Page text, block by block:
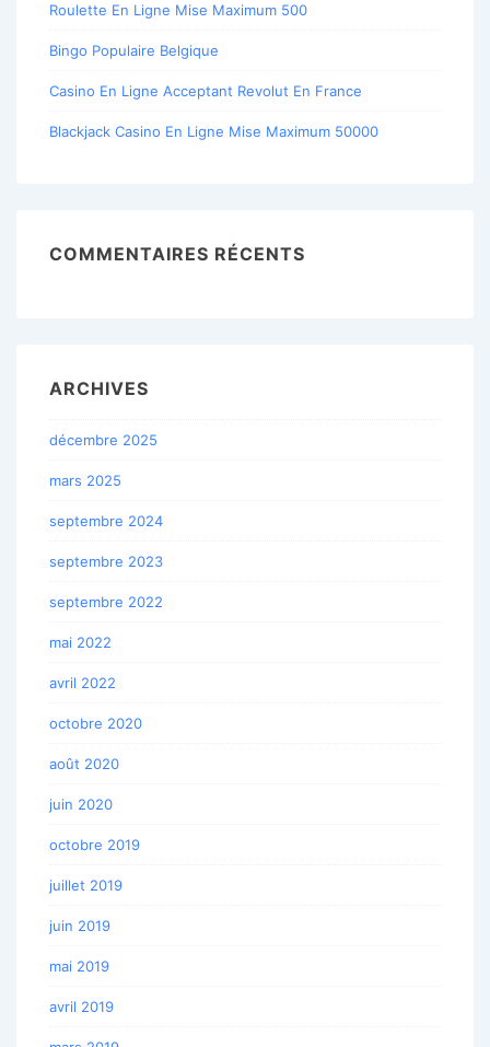
Roulette En Ligne Mise Maximum 500
Bingo Populaire Belgique
Casino En Ligne Acceptant Revolut En France
Blackjack Casino En Ligne Mise Maximum 50000
COMMENTAIRES RÉCENTS
ARCHIVES
décembre 2025
mars 2025
septembre 2024
septembre 2023
septembre 2022
mai 2022
avril 2022
octobre 2020
août 2020
juin 2020
octobre 2019
juillet 2019
juin 2019
mai 2019
avril 2019